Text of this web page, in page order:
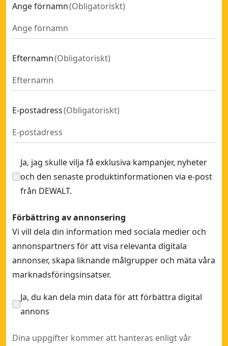
Ange förnamn(Obligatoriskt)
Efternamn(Obligatoriskt)
E-postadress(Obligatoriskt)
Ja, jag skulle vilja få exklusiva kampanjer, nyheter
och den senaste produktinformationen via e-post
från DEWALT.
Förbättring av annonsering
Vi vill dela din information med sociala medier och
annonspartners för att visa relevanta digitala
annonser, skapa liknande målgrupper och mäta våra
marknadsföringsinsatser.
Ja, du kan dela min data för att förbättra digital
annons
Dina uppgifter kommer att hanteras enligt vår